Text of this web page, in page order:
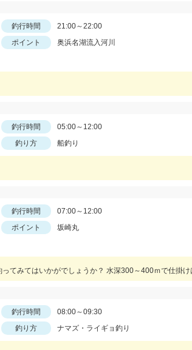
釣行時間
21:00～22:00
ポイント
奥浜名湖流入河川
釣行時間
05:00～12:00
釣り方 船釣り
釣行時間
07:00～12:00
ポイント
坂崎丸
釣行時間
08:00～09:30
釣り方 ナマズ・ライギョ釣り